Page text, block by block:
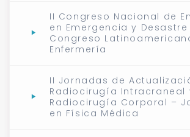
II Congreso Nacional de
en Emergencia y Desastre
Congreso
Enfermería
II Jornadas de
Radiocirugía Intracraneal
Radiocirugía Corporal –
en Física Médica